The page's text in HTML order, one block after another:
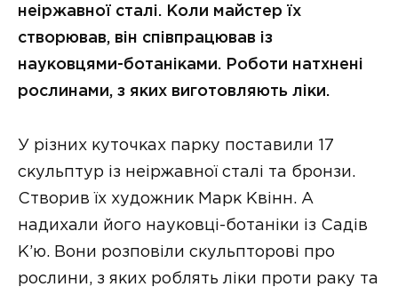
неіржавної сталі. Коли майстер їх
створював, він співпрацював із
науковцями-ботаніками. Роботи натхнені
рослинами, з яких виготовляють ліки.
У різних куточках парку поставили 17
скульптур із неіржавної сталі та бронзи.
Створив їх художник Марк Квінн. А
надихали його науковці-ботаніки із Садів
К’ю. Вони розповіли скульпторові про
рослини, з яких роблять ліки проти раку та